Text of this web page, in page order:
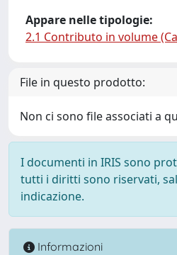
Appare nelle tipologie:
2.1 Contributo in volume
File in questo prodotto:
Non ci sono file associati a
I documenti in IRIS sono
tutti i diritti sono riservati,
indicazione.
Informazioni